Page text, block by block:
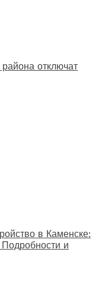
отключат
в Каменске:
и